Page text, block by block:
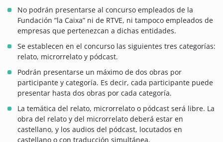
No podrán presentarse al concurso empleados de la
Fundación ”la Caixa” ni de RTVE, ni tampoco empleados de
empresas que pertenezcan a dichas entidades.
Se establecen en el concurso las siguientes tres categorías:
relato, microrrelato y pódcast.
Podrán presentarse un máximo de dos obras por
participante y categoría. Es decir, cada participante puede
presentar hasta dos obras por cada categoría.
La temática del relato, microrrelato o pódcast será libre. La
obra del relato y del microrrelato deberá estar en
castellano, y los audios del pódcast, locutados en
castellano o con traducción simultánea.